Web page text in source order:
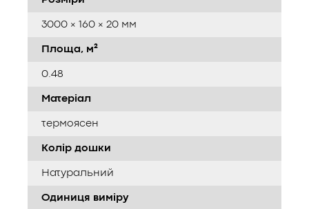
3000 × 160 × 20 мм
Площа, м²
0.48
Матеріал
термоясен
Колір дошки
Натуральний
Одиниця виміру